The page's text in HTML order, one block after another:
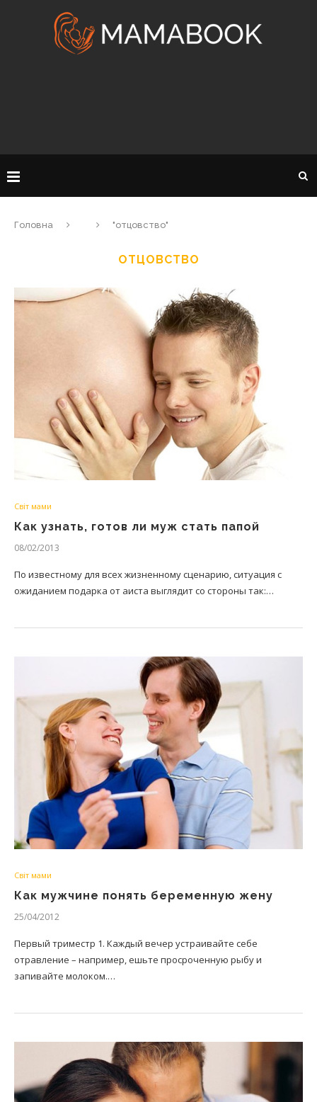
Головна "отцовство"
ОТЦОВСТВО
Світ мами
Как узнать, готов ли муж стать папой
08/02/2013
По известному для всех жизненному сценарию, ситуация с
ожиданием подарка от аиста выглядит со стороны так:…
Світ мами
Как мужчине понять беременную жену
25/04/2012
Первый триместр 1. Каждый вечер устраивайте себе
отравление – например, ешьте просроченную рыбу и
запивайте молоком.…